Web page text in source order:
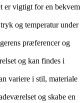
er vigtigt for en bekvem
og temperatur under
præferencer og
og kan findes i
variere i stil, materiale
og skabe en